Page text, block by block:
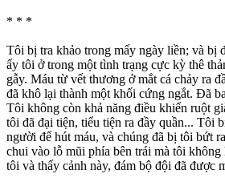
* * *
Tôi bị tra khảo trong mấy ngày liền; và bị
ấy tôi ở trong một tình trạng cực kỳ thê
gẫy. Máu từ vết thương ở mắt cá chảy ra
đã khô lại thành một khối cứng ngắt. Đã
Tôi không còn khả năng điều khiển ruột
tôi đã đại tiện, tiểu tiện ra đầy quần... Tôi
người để hút máu, và chúng đã bị tôi bứt
chui vào lỗ mũi phía bên trái mà tôi
tôi và thấy cảnh này, đám bộ đội đã được